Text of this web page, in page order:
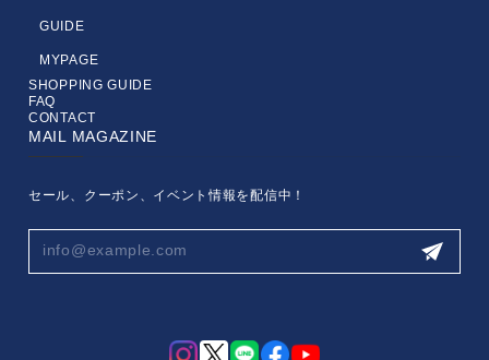
GUIDE
MYPAGE
SHOPPING GUIDE
FAQ
CONTACT
MAIL MAGAZINE
セール、クーポン、イベント情報を配信中！